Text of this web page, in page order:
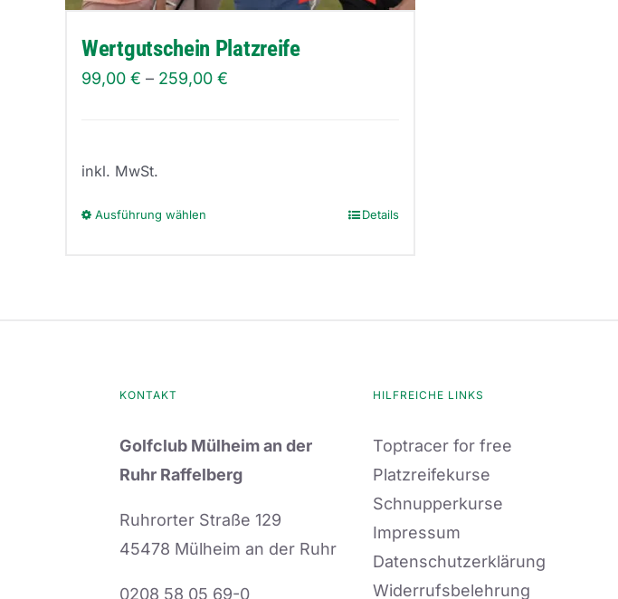
der
Produktseite
gewählt
Wertgutschein Platzreife
99,00 € – 259,00 €
inkl. MwSt.
Ausführung wählen
können
auf
Produktseite
Details
KONTAKT
Golfclub Mülheim an der
Ruhr Raffelberg
Ruhrorter Straße 129
45478 Mülheim an der Ruhr
0208 58 05 69-0
HILFREICHE LINKS
Toptracer for free
Platzreifekurse
Schnupperkurse
Impressum
Datenschutzerklärung
Widerrufsbelehrung